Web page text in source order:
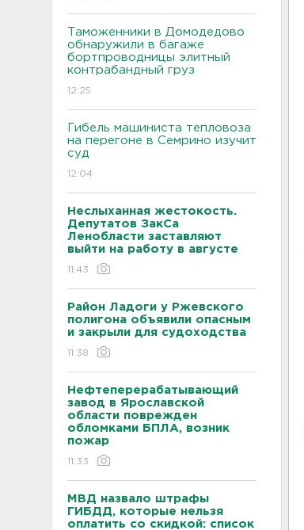
Таможенники в Домодедово
обнаружили в багаже
бортпроводницы элитный
контрабандный груз
12:25
Гибель машиниста тепловоза
на перегоне в Семрино изучит
суд
12:04
Неслыханная жестокость.
Депутатов ЗакСа
Ленобласти заставляют
выйти на работу в августе
11:43
Район Ладоги у Ржевского
полигона объявили опасным
и закрыли для судоходства
11:38
Нефтеперерабатывающий
завод в Ярославской
области поврежден
обломками БПЛА, возник
пожар
11:33
МВД назвало штрафы
ГИБДД, которые нельзя
оплатить со скидкой: список